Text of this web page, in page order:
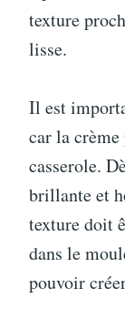
texture
lisse.
Il est
car la
casserole.
brillante et
texture doit
dans le
pouvoir